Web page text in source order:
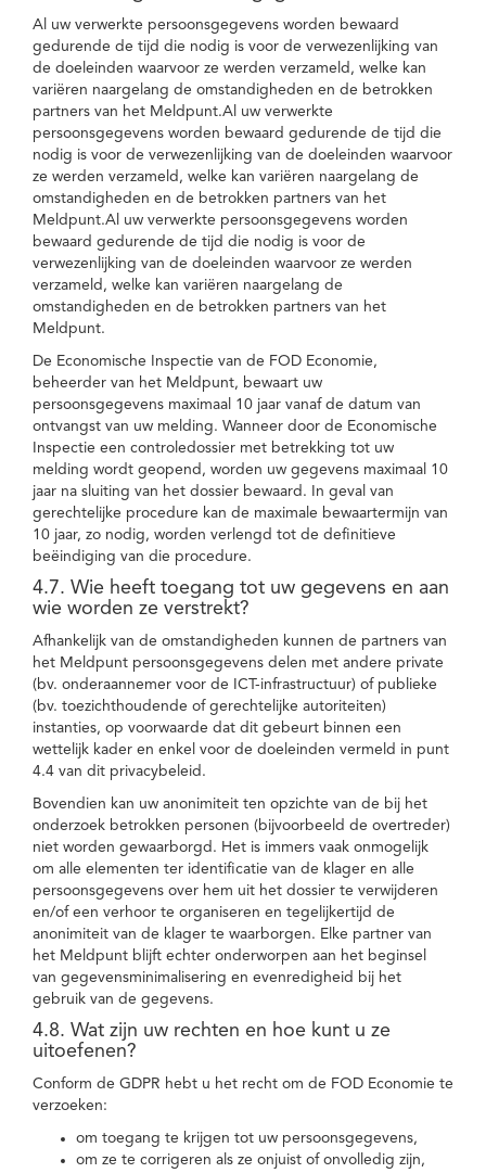
Al uw verwerkte persoonsgegevens worden bewaard
gedurende de tijd die nodig is voor de verwezenlijking van
de doeleinden waarvoor ze werden verzameld, welke kan
variëren naargelang de omstandigheden en de betrokken
partners van het Meldpunt.Al uw verwerkte
persoonsgegevens worden bewaard gedurende de tijd die
nodig is voor de verwezenlijking van de doeleinden waarvoor
ze werden verzameld, welke kan variëren naargelang de
omstandigheden en de betrokken partners van het
Meldpunt.Al uw verwerkte persoonsgegevens worden
bewaard gedurende de tijd die nodig is voor de
verwezenlijking van de doeleinden waarvoor ze werden
verzameld, welke kan variëren naargelang de
omstandigheden en de betrokken partners van het
Meldpunt.
De Economische Inspectie van de FOD Economie,
beheerder van het Meldpunt, bewaart uw
persoonsgegevens maximaal 10 jaar vanaf de datum van
ontvangst van uw melding. Wanneer door de Economische
Inspectie een controledossier met betrekking tot uw
melding wordt geopend, worden uw gegevens maximaal 10
jaar na sluiting van het dossier bewaard. In geval van
gerechtelijke procedure kan de maximale bewaartermijn van
10 jaar, zo nodig, worden verlengd tot de definitieve
beëindiging van die procedure.
4.7. Wie heeft toegang tot uw gegevens en aan
wie worden ze verstrekt?
Afhankelijk van de omstandigheden kunnen de partners van
het Meldpunt persoonsgegevens delen met andere private
(bv. onderaannemer voor de ICT-infrastructuur) of publieke
(bv. toezichthoudende of gerechtelijke autoriteiten)
instanties, op voorwaarde dat dit gebeurt binnen een
wettelijk kader en enkel voor de doeleinden vermeld in punt
4.4 van dit privacybeleid.
Bovendien kan uw anonimiteit ten opzichte van de bij het
onderzoek betrokken personen (bijvoorbeeld de overtreder)
niet worden gewaarborgd. Het is immers vaak onmogelijk
om alle elementen ter identificatie van de klager en alle
persoonsgegevens over hem uit het dossier te verwijderen
en/of een verhoor te organiseren en tegelijkertijd de
anonimiteit van de klager te waarborgen. Elke partner van
het Meldpunt blijft echter onderworpen aan het beginsel
van gegevensminimalisering en evenredigheid bij het
gebruik van de gegevens.
4.8. Wat zijn uw rechten en hoe kunt u ze
uitoefenen?
Conform de GDPR hebt u het recht om de FOD Economie te
verzoeken:
om toegang te krijgen tot uw persoonsgegevens,
om ze te corrigeren als ze onjuist of onvolledig zijn,